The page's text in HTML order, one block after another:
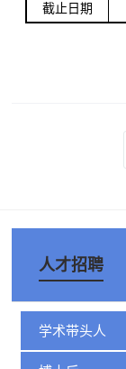
截止日期
人才招聘
学术带头人